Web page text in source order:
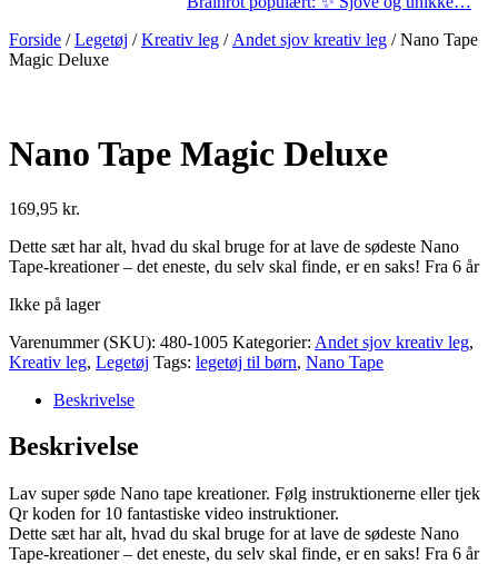
Forside /Legetøj /Kreativ leg / Andet sjov kreativ leg / Nano Tape
Magic Deluxe
Nano Tape Magic Deluxe
169,95 kr.
Dette sæt har alt, hvad du skal bruge for at lave de sødeste Nano
Tape-kreationer – det eneste, du selv skal finde, er en saks! Fra 6 år
Ikke på lager
Varenummer (SKU): 480-1005 Kategorier: Andet sjov kreativ leg,
Kreativ leg, Legetøj Tags: legetøj til børn, Nano Tape
Beskrivelse
Beskrivelse
Lav super søde Nano tape kreationer. Følg instruktionerne eller tjek
Qr koden for 10 fantastiske video instruktioner.
Dette sæt har alt, hvad du skal bruge for at lave de sødeste Nano
Tape-kreationer – det eneste, du selv skal finde, er en saks! Fra 6 år